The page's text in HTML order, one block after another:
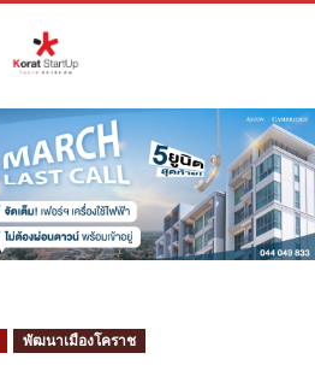
พัฒนาเมืองโคราช